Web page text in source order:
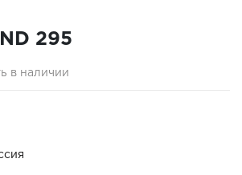
295
в наличии